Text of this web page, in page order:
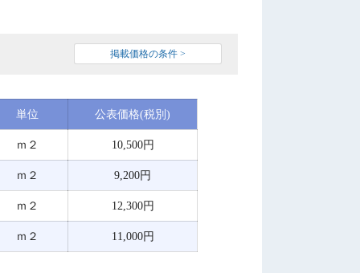
掲載価格の条件 >
単位 公表価格(税別)
ｍ２ 10,500円
ｍ２ 9,200円
ｍ２ 12,300円
ｍ２ 11,000円